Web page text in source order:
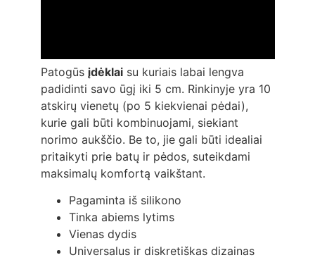
Patogūs įdėklaisu kuriais labai lengva
padidinti savo ūgį iki 5 cm. Rinkinyje yra 10
atskirų vienetų (po 5 kiekvienai pėdai),
kurie gali būti kombinuojami, siekiant
norimo aukščio. Be to, jie gali būti idealiai
pritaikyti prie batų ir pėdos, suteikdami
maksimalų komfortą vaikštant.
Pagaminta iš silikono
Tinka abiems lytims
Vienas dydis
Universalus ir diskretiškas dizainas